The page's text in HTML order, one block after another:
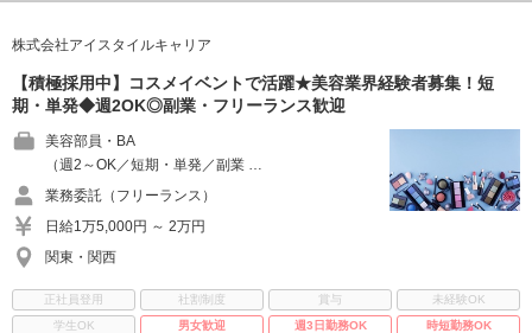
株式会社アイスタイルキャリア
【積極採用中】コスメイベントで活躍★美容業界経験者募集！短
期・単発◆週2OK◎副業・フリーランス歓迎
美容部員・BA
（週2～OK／短期・単発／副業 …
業務委託（フリーランス）
日給1万5,000円 ～ 2万円
関東・関西
正社員登用 社割制度 賞与
未経験OK
学生OK
男女歓迎 週3日勤務OK
時短勤務OK